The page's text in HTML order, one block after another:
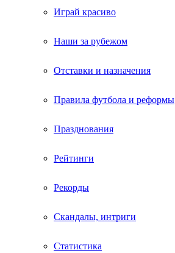
Играй красиво
Наши за рубежом
Отставки и назначения
Правила футбола и реформы
Празднования
Рейтинги
Рекорды
Скандалы, интриги
Статистика